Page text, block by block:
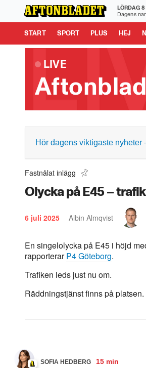
LÖRDAG
Dagens
START SPORT PLUS HEJ
Aftonbladet är en del av
Tipsa oss
LIVE
1:01
Hör dagens viktigaste nyheter
Fastnålat inlägg
Olycka på E45 –
6 juli 2025 Albin Almqvist
En singelolycka på E45 i höjd
rapporterarP4 Göteborg.
Trafiken leds just nu om.
Räddningstjänst finns på platsen.
SOFIA HEDBERG 15 min